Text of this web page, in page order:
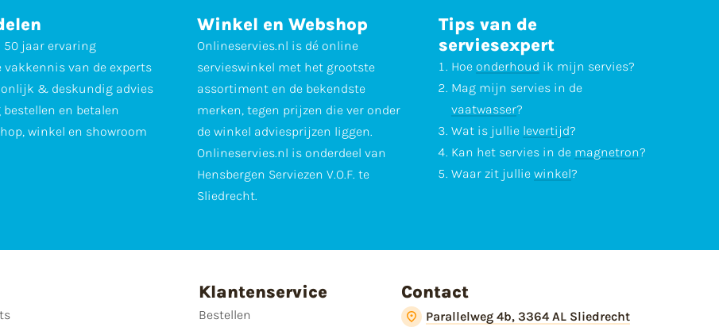
50 jaar ervaring
vakkennis van de experts
& deskundig advies
bestellen en betalen
winkel en showroom
Winkel en Webshop
Onlineservies.nl is dé online
servieswinkel met het grootste
assortiment en de bekendste
merken, tegen prijzen die ver onder
de winkel adviesprijzen liggen.
Onlineservies.nl is onderdeel van
Hensbergen Serviezen V.O.F. te
Sliedrecht.
Tips van de
serviesexpert
Hoe onderhoud ik mijn servies?
Mag mijn servies in de
vaatwasser?
Wat is jullie levertijd?
Kan het servies in de magnetron?
Waar zit jullie winkel?
Klantenservice
Bestellen
Contact
Parallelweg 4b, 3364 AL Sliedrecht